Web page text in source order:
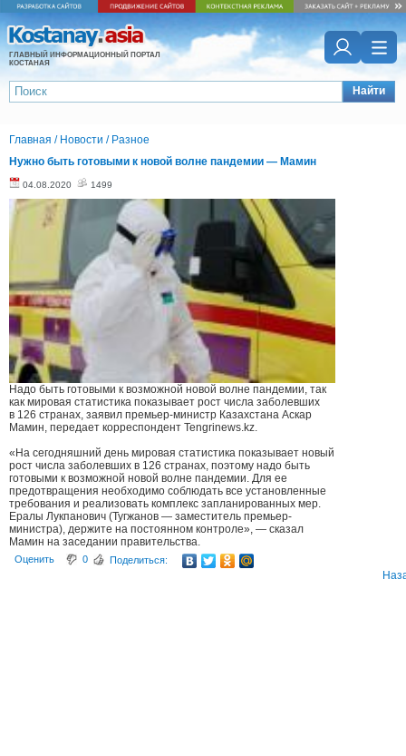
ГЛАВНЫЙ ИНФОРМАЦИОННЫЙ ПОРТАЛ
КОСТАНАЯ
Найти
Главная / Новости / Разное
Нужно быть готовыми к новой волне пандемии — Мамин
04.08.2020 1499
Надо быть готовыми к возможной новой волне пандемии, так
как мировая статистика показывает рост числа заболевших
в 126 странах, заявил премьер-министр Казахстана Аскар
Мамин, передает корреспондент Tengrinews.kz.
«На сегодняшний день мировая статистика показывает новый
рост числа заболевших в 126 странах, поэтому надо быть
готовыми к возможной новой волне пандемии. Для ее
предотвращения необходимо соблюдать все установленные
требования и реализовать комплекс запланированных мер.
Ералы Лукпанович (Тугжанов — заместитель премьер-
министра), держите на постоянном контроле», — сказал
Мамин на заседании правительства.
Оценить 0 Поделиться: